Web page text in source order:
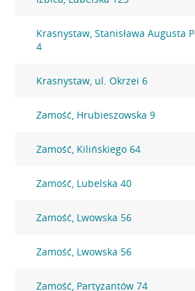
Krasnystaw, Stanisława Augusta
4
Krasnystaw, ul. Okrzei 6
Zamość, Hrubieszowska 9
Zamość, Kilińskiego 64
Zamość, Lubelska 40
Zamość, Lwowska 56
Zamość, Lwowska 56
Zamość, Partyzantów 74